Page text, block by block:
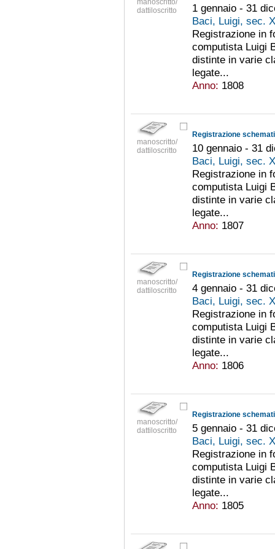
dattiloscritto
1 gennaio - 31
Baci, Luigi, sec.
Registrazione in
computista Luigi
distinte in varie
legate...
Anno: 1808
manoscritto/
dattiloscritto
Registrazione
10 gennaio - 31
Baci, Luigi, sec.
Registrazione in
computista Luigi
distinte in varie
legate...
Anno: 1807
manoscritto/
dattiloscritto
Registrazione
4 gennaio - 31
Baci, Luigi, sec.
Registrazione in
computista Luigi
distinte in varie
legate...
Anno: 1806
manoscritto/
dattiloscritto
Registrazione
5 gennaio - 31
Baci, Luigi, sec.
Registrazione in
computista Luigi
distinte in varie
legate...
Anno: 1805